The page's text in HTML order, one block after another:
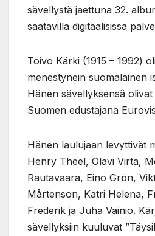
sävellystä jaettuna 32.
saatavilla digitaalisissa
Toivo Kärki (1915 – 1992)
menestynein suomalainen
Hänen sävellyksensä
Suomen edustajana
Hänen laulujaan levyttivät
Henry Theel, Olavi Virta,
Rautavaara, Eino Grön,
Mårtenson, Katri Helena,
Frederik ja Juha Vainio.
sävellyksiin kuuluvat